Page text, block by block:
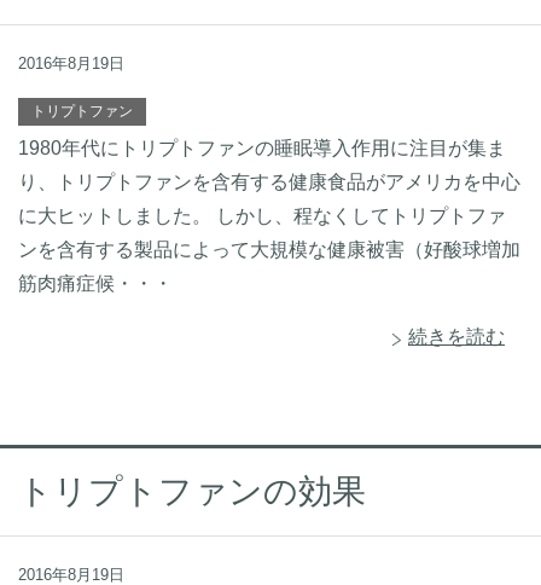
2016年8月19日
トリプトファン
1980年代にトリプトファンの睡眠導入作用に注目が集ま
り、トリプトファンを含有する健康食品がアメリカを中心
に大ヒットしました。 しかし、程なくしてトリプトファ
ンを含有する製品によって大規模な健康被害（好酸球増加
筋肉痛症候・・・
続きを読む
トリプトファンの効果
2016年8月19日